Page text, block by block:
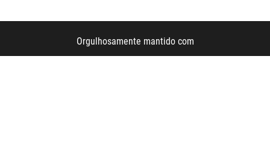
Orgulhosamente mantido com